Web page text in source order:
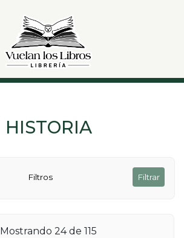
HISTORIA
Filtros Filtrar
Mostrando 24 de 115